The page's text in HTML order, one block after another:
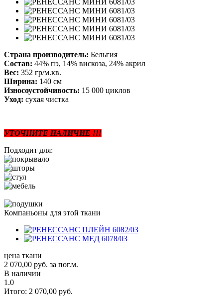
Страна производитель: Бельгия
Состав: 44% пэ, 14% вискоза, 24% акрил
Вес: 352 гр/м.кв.
Ширина: 140 см
Износоустойчивость: 15 000 циклов
Уход: сухая чистка
УТОЧНИТЕ НАЛИЧИЕ !!!
Подходит для:
Компаньоны для этой ткани
цена ткани
2 070,00 руб. за пог.м.
В наличии
1.0
Итого: 2 070,00 руб.